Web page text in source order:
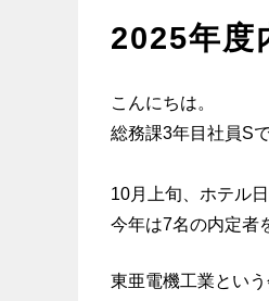
2025年度
こんにちは。
総務課3年目社員Sで
10月上旬、ホテル
今年は7名の内定者
東亜電機工業とい